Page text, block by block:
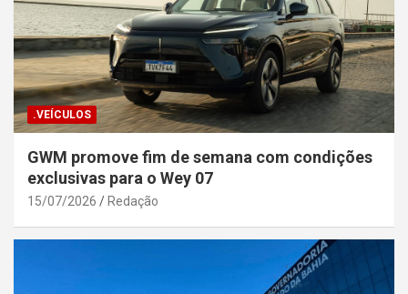
.VEÍCULOS
GWM promove fim de semana com condições
exclusivas para o Wey 07
15/07/2026 Redação